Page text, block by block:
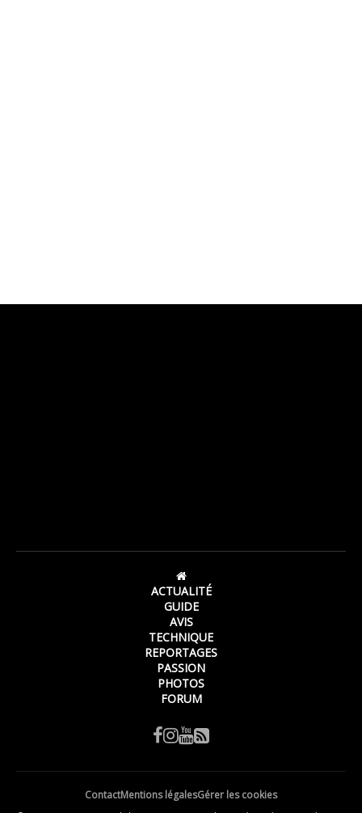
ACTUALITÉ
GUIDE
AVIS
TECHNIQUE
REPORTAGES
PASSION
PHOTOS
FORUM
ContactMentions légalesGérer les cookies